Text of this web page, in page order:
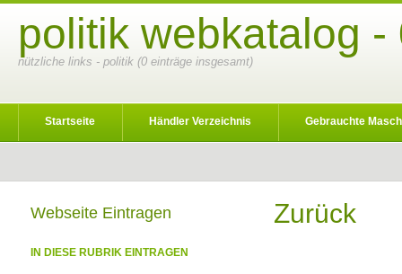
politik webkatalog -
nützliche links - politik (0 einträge insgesamt)
Startseite Händler Verzeichnis Gebrauchte
Zurück
Webseite Eintragen
IN DIESE RUBRIK EINTRAGEN